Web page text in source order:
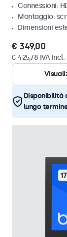
Connessioni:
Montaggio:
Dimensioni
€ 349,00
€ 425,78 IVA incl.
Disponibilità
lungo